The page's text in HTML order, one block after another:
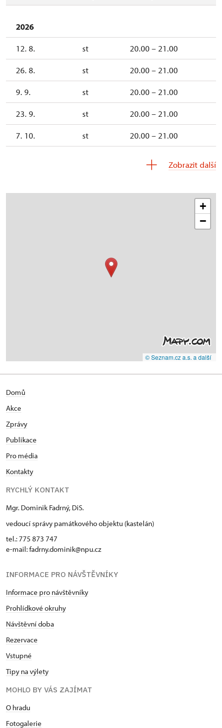
2026
12. 8. st 20.00 – 21.00
26. 8. st 20.00 – 21.00
9. 9. st 20.00 – 21.00
23. 9. st 20.00 – 21.00
7. 10. st 20.00 – 21.00
20.00 – 21.00
Zobrazit další
+
−
© Seznam.cz a.s. a další
Domů
Akce
Zprávy
Publikace
Pro média
Kontakty
RYCHLÝ KONTAKT
Mgr. Dominik Fadrný, DiS.
vedoucí správy památkového objektu (kastelán)
tel.: 775 873 747
e-mail: fadrny.dominik@npu.cz
INFORMACE PRO NÁVŠTĚVNÍKY
Informace pro návštěvníky
Prohlídkové okruhy
Návštěvní doba
Rezervace
Vstupné
Tipy na výlety
MOHLO BY VÁS ZAJÍMAT
O hradu
Fotogalerie